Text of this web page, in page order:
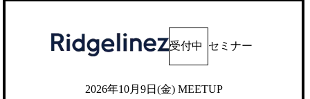
受付中 セミナー
2026年10月9日(金) MEETUP